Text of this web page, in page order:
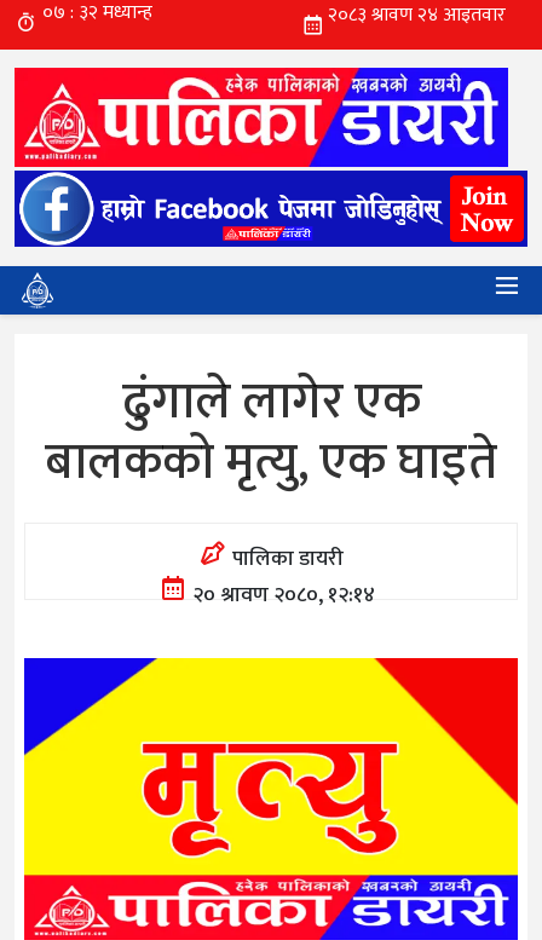
ढुंगाले लागेर एक
बालकको मृत्यु, एक घाइते
पालिका डायरी
२० श्रावण २०८०, १२:१४